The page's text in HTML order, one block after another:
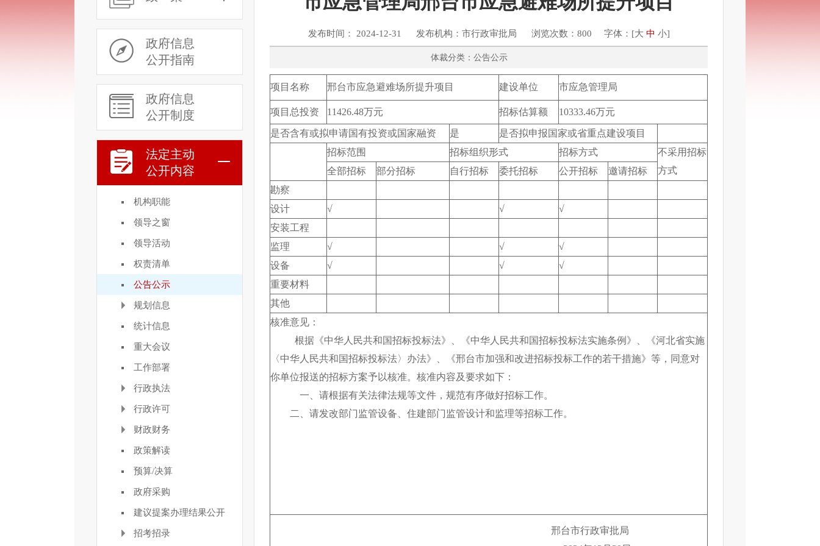
政府信息
公开指南
政府信息
公开制度
法定主动
公开内容
机构职能
领导之窗
领导活动
权责清单
公告公示
规划信息
统计信息
重大会议
工作部署
行政执法
行政许可
财政财务
政策解读
预算/决算
政府采购
建议提案办理结果公开
招考招录
发布时间： 2024-12-31 发布机构：市行政审批局 浏览次数：800 字体：[大 中 小]
体裁分类：公告公示
项目名称 邢台市应急避难场所提升项目 建设单位 市应急管理局
项目总投资 11426.48万元 招标估算额 10333.46万元
是否含有或拟申请国有投资或国家融资 是
是否拟申报国家或省重点建设项目
招标范围
招标组织形式 招标方式
不采用招标
方式
全部招标 部分招标 自行招标 委托招标 公开招标
邀请招标
勘察
设计
√ √
√
安装工程
监理
√ √
√
设备
√ √
√
重要材料
其他
核准意见：
根据《中华人民共和国招标投标法》、《中华人民共和国招标投标法实施条例》、《河北省实施
〈中华人民共和国招标投标法〉办法》、《邢台市加强和改进招标投标工作的若干措施》等，同意对
你单位报送的招标方案予以核准。核准内容及要求如下：
一、请根据有关法律法规等文件，规范有序做好招标工作。
二、请发改部门监管设备、住建部门监管设计和监理等招标工作。
邢台市行政审批局